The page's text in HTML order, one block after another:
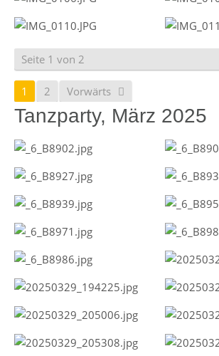
Seite 1 von 2
1 2 Vorwärts
Tanzparty, März 2025